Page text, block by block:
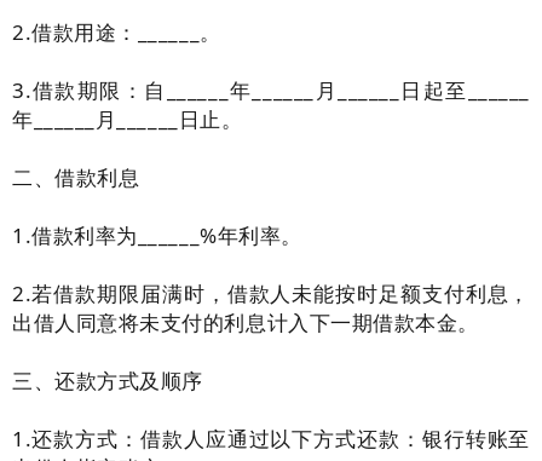
2.借款用途：______。
3.借款期限：自______年______月______日起至______
年______月______日止。
二、借款利息
1.借款利率为______%年利率。
2.若借款期限届满时，借款人未能按时足额支付利息，
出借人同意将未支付的利息计入下一期借款本金。
三、还款方式及顺序
1.还款方式：借款人应通过以下方式还款：银行转账至